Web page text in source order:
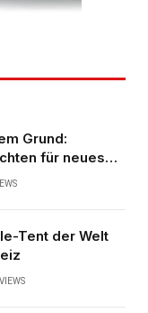
Grund:
für neues
Tent der Welt
VIEWS